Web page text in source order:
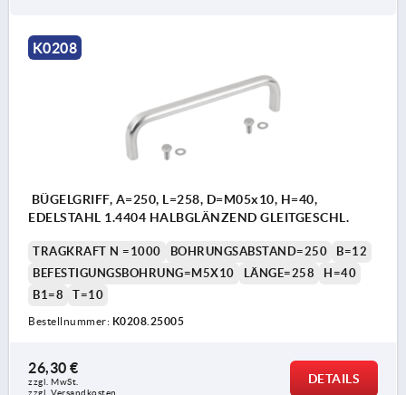
K0208
BÜGELGRIFF, A=250, L=258, D=M05x10, H=40,
EDELSTAHL 1.4404 HALBGLÄNZEND GLEITGESCHL.
TRAGKRAFT N =1000 BOHRUNGSABSTAND=250
B=12
BEFESTIGUNGSBOHRUNG=M5X10
LÄNGE=258
H=40
B1=8
T=10
Bestellnummer: K0208.25005
26,30 €
zzgl. MwSt.
DETAILS